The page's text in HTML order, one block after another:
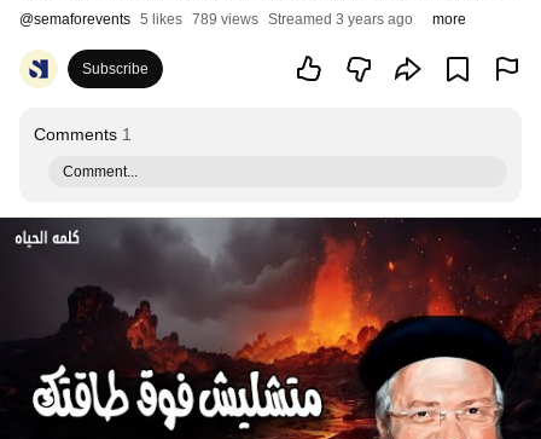
@semaforevents 5 likes 789 views Streamed 3 years ago more
Subscribe
Comments 1
Comment...